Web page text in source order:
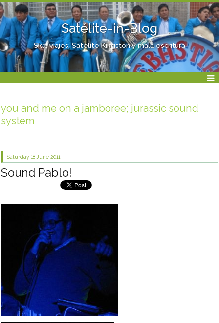
Satélite-in-Blog
Ska, viajes, Satélite Kingston y mala escritura
you and me on a jamboree; jurassic sound
system
Saturday 18 June 2011
Sound Pablo!